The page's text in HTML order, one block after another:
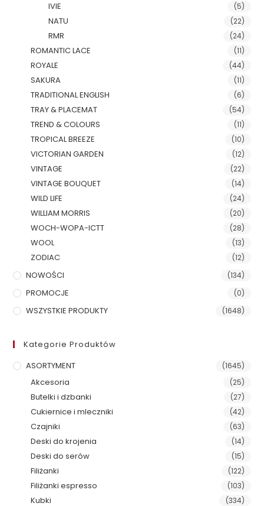
IVIE (5)
NATU (22)
RMR (24)
ROMANTIC LACE (11)
ROYALE (44)
SAKURA (11)
TRADITIONAL ENGLISH (6)
TRAY & PLACEMAT (54)
TREND & COLOURS (11)
TROPICAL BREEZE (10)
VICTORIAN GARDEN (12)
VINTAGE (22)
VINTAGE BOUQUET (14)
WILD LIFE (24)
WILLIAM MORRIS (20)
WOCH-WOPA-ICTT (28)
WOOL (13)
ZODIAC (12)
NOWOŚCI (134)
PROMOCJE (0)
WSZYSTKIE PRODUKTY (1648)
Kategorie Produktów
ASORTYMENT
(1645)
Akcesoria (25)
Butelki i dzbanki (27)
Cukiernice i mleczniki (42)
Czajniki (63)
Deski do krojenia (14)
Deski do serów (15)
Filiżanki (122)
Filiżanki espresso (103)
Kubki (334)